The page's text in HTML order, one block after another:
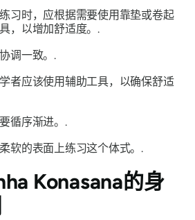
习时，应根据需要使用靠垫或卷起
，以增加舒适度。.
调一致。.
者应该使用辅助工具，以确保舒适
循序渐进。.
软的表面上练习这个体式。.
Konasana的身